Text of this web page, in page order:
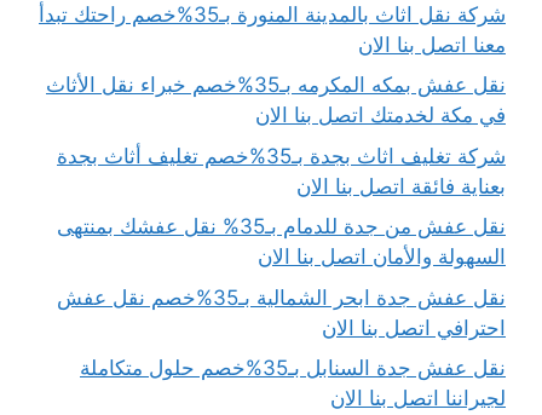
شركة نقل اثاث بالمدينة المنورة بـ35%خصم راحتك تبدأ
معنا اتصل بنا الان
نقل عفش بمكه المكرمه بـ35%خصم خبراء نقل الأثاث
في مكة لخدمتك اتصل بنا الان
شركة تغليف اثاث بجدة بـ35%خصم تغليف أثاث بجدة
بعناية فائقة اتصل بنا الان
نقل عفش من جدة للدمام بـ35% نقل عفشك بمنتهى
السهولة والأمان اتصل بنا الان
نقل عفش جدة ابحر الشمالية بـ35%خصم نقل عفش
احترافي اتصل بنا الان
نقل عفش جدة السنابل بـ35%خصم حلول متكاملة
لجيراننا اتصل بنا الان